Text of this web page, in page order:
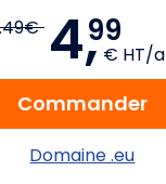
4,99
€ HT/
Commander
Domaine .eu